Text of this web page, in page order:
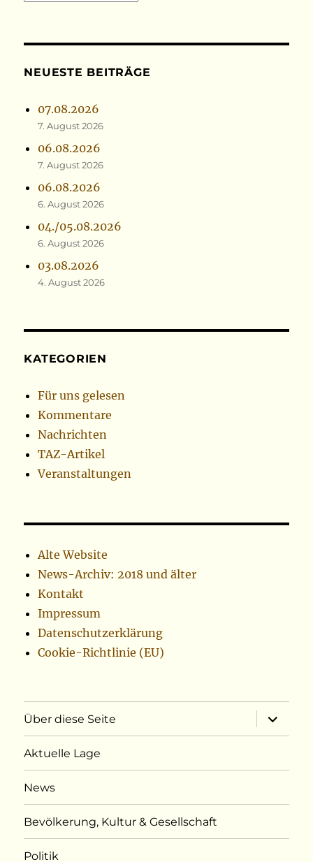
NEUESTE BEITRÄGE
07.08.2026
7. August 2026
06.08.2026
7. August 2026
06.08.2026
6. August 2026
04./05.08.2026
6. August 2026
03.08.2026
4. August 2026
KATEGORIEN
Für uns gelesen
Kommentare
Nachrichten
TAZ-Artikel
Veranstaltungen
Alte Website
News-Archiv: 2018 und älter
Kontakt
Impressum
Datenschutzerklärung
Cookie-Richtlinie (EU)
Über diese Seite
öffnen
Aktuelle Lage
News
Bevölkerung, Kultur & Gesellschaft
Politik